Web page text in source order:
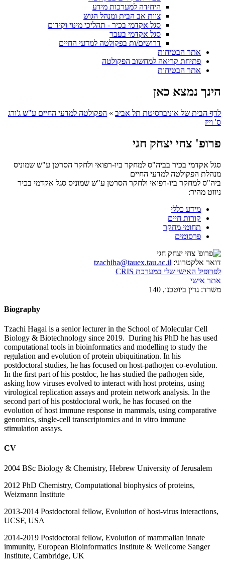
היחידה למערכות מידע
צוות אב הבית ומנהל הגוש
סגל אקדמי בכיר - תהליכי מינוי וקידום
סגל אקדמי בעבר
דרושים/ות בפקולטה למדעי החיים
אתר הבטיחות
פתיחת קריאה למחשוב הפקולטה
אתר הבטיחות
הינך נמצא כאן
לדף הבית של אוניברסיטת תל אביב » הפקולטה למדעי החיים ע"ש ג'ורג
ס' וייז
פרופ' צחי יצחק חגי
סגל אקדמי בכיר בביה"ס למחקר ביו-רפואי ולחקר הסרטן ע"ש שמוניס
מנהלת הפקולטה למדעי החיים
ביה"ס למחקר ביו-רפואי ולחקר הסרטן ע"ש שמוניס סגל אקדמי בכיר
ניווט מהיר:
מידע כללי
קורות חיים
תחומי מחקר
פרסומים
דואר אלקטרוני: tzachiha@tauex.tau.ac.il
לפרופיל האישי שלי במערכת CRIS
אתר אישי
משרד: גרין ביוטכנו, 140
Biography
Tzachi Hagai is a senior lecturer in the School of Molecular Cell
Biology & Biotechnology since 2019. During his PhD he has used
computational tools in bioinformatics and modelling to study the
regulation and evolution of protein ubiquitination. In his
postdoctoral studies, he has focused on host-pathogen co-evolution.
In the first part of his postdoc, he has studied the pathogen side,
asking how viruses evolved to interact with host proteins, using
virological replication assays and protein network analysis. In the
second part of his postdoctoral work, he has focused on the
evolution of host immune response in mammals, using comparative
genomics, single-cell transcriptomics and in vitro immune
stimulation assays.
CV
2004 BSc Biology & Chemistry, Hebrew University of Jerusalem
2012 PhD Chemistry, Computational biophysics of proteins,
Weizmann Institute
2013-2014 Postdoctoral fellow, Evolution of host-virus interactions,
UCSF, USA
2014-2019 Postdoctoral fellow, Evolution of mammalian innate
immunity, European Bioinformatics Institute & Wellcome Sanger
Institute, Cambridge, UK